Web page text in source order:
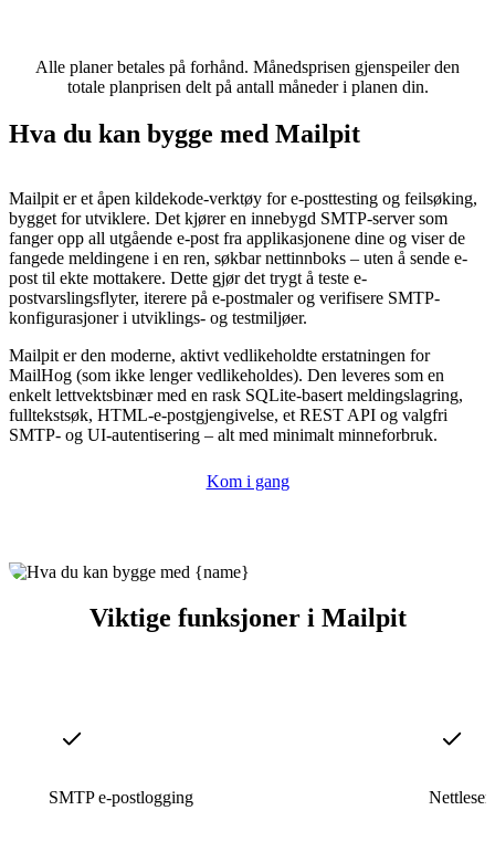
Alle planer betales på forhånd. Månedsprisen gjenspeiler den
totale planprisen delt på antall måneder i planen din.
Hva du kan bygge med Mailpit
Mailpit er et åpen kildekode-verktøy for e-posttesting og feilsøking,
bygget for utviklere. Det kjører en innebygd SMTP-server som
fanger opp all utgående e-post fra applikasjonene dine og viser de
fangede meldingene i en ren, søkbar nettinnboks – uten å sende e-
post til ekte mottakere. Dette gjør det trygt å teste e-
postvarslingsflyter, iterere på e-postmaler og verifisere SMTP-
konfigurasjoner i utviklings- og testmiljøer.
Mailpit er den moderne, aktivt vedlikeholdte erstatningen for
MailHog (som ikke lenger vedlikeholdes). Den leveres som en
enkelt lettvektsbinær med en rask SQLite-basert meldingslagring,
fulltekstsøk, HTML-e-postgjengivelse, et REST API og valgfri
SMTP- og UI-autentisering – alt med minimalt minneforbruk.
Kom i gang
Viktige funksjoner i Mailpit
SMTP e-postlogging